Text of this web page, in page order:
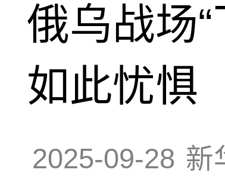
俄乌战场
如此忧惧
2025-09-28 新